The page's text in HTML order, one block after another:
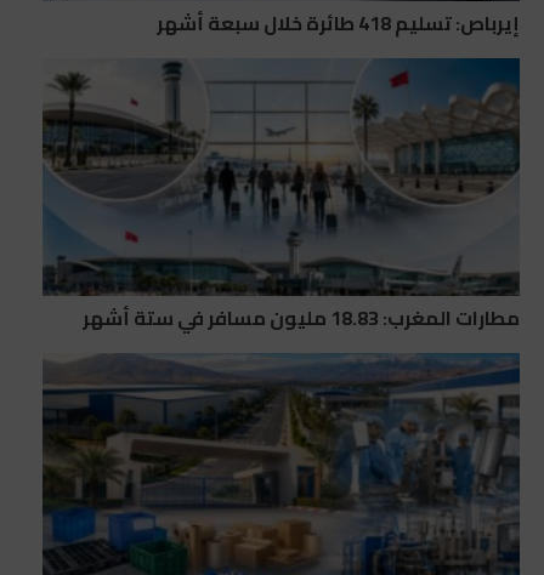
إيرباص: تسليم 418 طائرة خلال سبعة أشهر
مطارات المغرب: 18.83 مليون مسافر في ستة أشهر